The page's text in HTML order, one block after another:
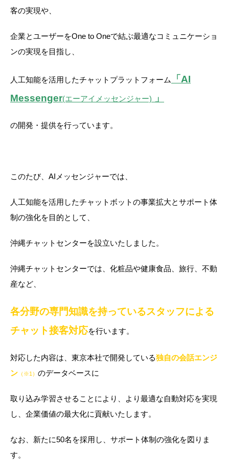
客の実現や、
企業とユーザーをOne to Oneで結ぶ最適なコミュニケーショ
ンの実現を目指し、
人工知能を活用したチャットプラットフォーム
「AI
Messenger(エーアイメッセンジャー) 」
の開発・提供を行っています。
このたび、AIメッセンジャーでは、
人工知能を活用したチャットボットの事業拡大とサポート体
制の強化を目的として、
沖縄チャットセンターを設立いたしました。
沖縄チャットセンターでは、化粧品や健康食品、旅行、不動
産など、
各分野の専門知識を持っているスタッフによる
チャット接客対応を行います。
対応した内容は、東京本社で開発している独自の会話エンジ
ン （※1） のデータベースに
取り込み学習させることにより、より最適な自動対応を実現
し、企業価値の最大化に貢献いたします。
なお、新たに50名を採用し、サポート体制の強化を図りま
す。